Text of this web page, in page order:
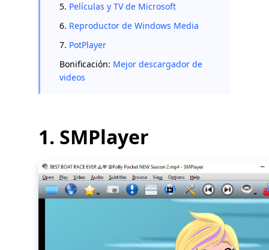
5. Películas y TV de Microsoft
6. Reproductor de Windows Media
7. PotPlayer
Bonificación: Mejor descargador de
videos
1. SMPlayer